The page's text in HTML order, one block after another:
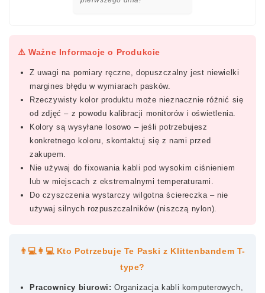
⚠️ Ważne Informacje o Produkcie
Z uwagi na pomiary ręczne, dopuszczalny jest niewielki
margines błędu w wymiarach pasków.
Rzeczywisty kolor produktu może nieznacznie różnić się
od zdjęć – z powodu kalibracji monitorów i oświetlenia.
Kolory są wysyłane losowo – jeśli potrzebujesz
konkretnego koloru, skontaktuj się z nami przed
zakupem.
Nie używaj do fixowania kabli pod wysokim ciśnieniem
lub w miejscach z ekstremalnymi temperaturami.
Do czyszczenia wystarczy wilgotna ściereczka – nie
używaj silnych rozpuszczalników (niszczą nylon).
👨💻👩💻 Kto Potrzebuje Te Paski z Klittenbandem T-
type?
Pracownicy biurowi: Organizacja kabli komputerowych,